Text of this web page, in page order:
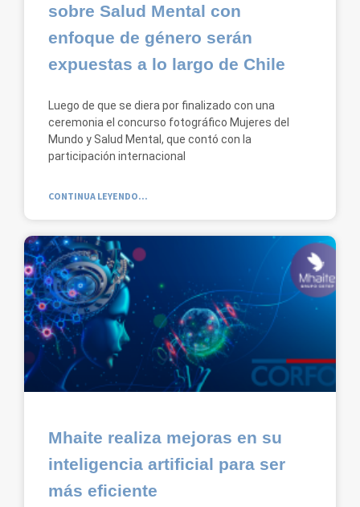
sobre Salud Mental con
enfoque de género serán
expuestas a lo largo de Chile
Luego de que se diera por finalizado con una
ceremonia el concurso fotográfico Mujeres del
Mundo y Salud Mental, que contó con la
participación internacional
CONTINUA LEYENDO...
Mhaite realiza mejoras en su
inteligencia artificial para ser
más eficiente